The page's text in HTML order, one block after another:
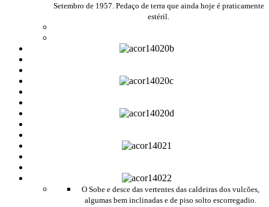
Setembro de 1957. Pedaço de terra que ainda hoje é praticamente
estéril.
O Sobe e desce das vertentes das caldeiras dos vulcões,
algumas bem inclinadas e de piso solto escorregadio.